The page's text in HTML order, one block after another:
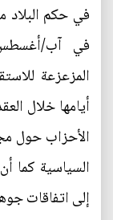
في حكم البلاد
في آب/
المزعزعة
أيامها خلال
الأحزاب حول
السياسية كما
إلى اتفاقات